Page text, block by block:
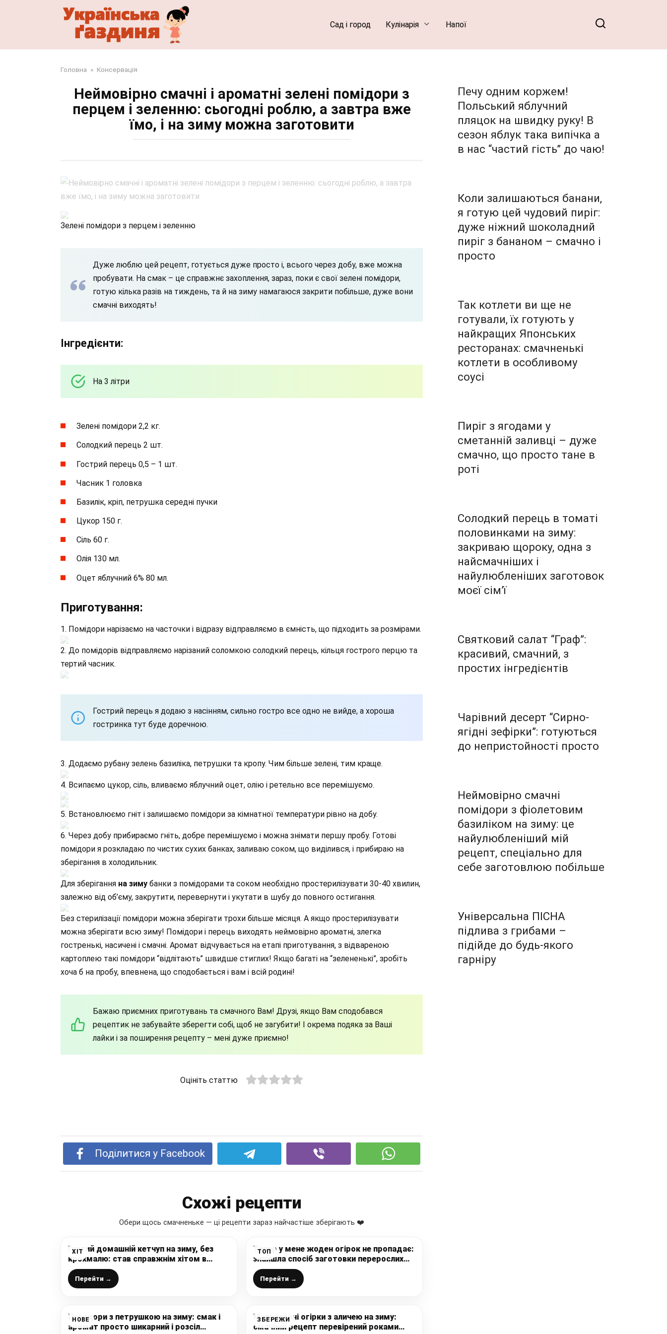
Сад і город Кулінарія Напої
Головна » Консервація
Неймовірно смачні і ароматні зелені помідори з
перцем і зеленню: сьогодні роблю, а завтра вже
їмо, і на зиму можна заготовити
Зелені помідори з перцем і зеленню
Дуже люблю цей рецепт, готується дуже просто і, всього через добу, вже можна
пробувати. На смак – це справжнє захоплення, зараз, поки є свої зелені помідори,
готую кілька разів на тиждень, та й на зиму намагаюся закрити побільше, дуже вони
смачні виходять!
Інгредієнти:
На 3 літри
Зелені помідори 2,2 кг.
Солодкий перець 2 шт.
Гострий перець 0,5 – 1 шт.
Часник 1 головка
Базилік, кріп, петрушка середні пучки
Цукор 150 г.
Сіль 60 г.
Олія 130 мл.
Оцет яблучний 6% 80 мл.
Приготування:
1. Помідори нарізаємо на часточки і відразу відправляємо в ємність, що підходить за розмірами.
2. До помідорів відправляємо нарізаний соломкою солодкий перець, кільця гострого перцю та
тертий часник.
Гострий перець я додаю з насінням, сильно гостро все одно не вийде, а хороша
гостринка тут буде доречною.
3. Додаємо рубану зелень базиліка, петрушки та кропу. Чим більше зелені, тим краще.
4. Всипаємо цукор, сіль, вливаємо яблучний оцет, олію і ретельно все перемішуємо.
5. Встановлюємо гніт і залишаємо помідори за кімнатної температури рівно на добу.
6. Через добу прибираємо гніть, добре перемішуємо і можна знімати першу пробу. Готові
помідори я розкладаю по чистих сухих банках, заливаю соком, що виділився, і прибираю на
зберігання в холодильник.
Для зберігання на зиму банки з помідорами та соком необхідно простерилізувати 30-40 хвилин,
залежно від об’єму, закрутити, перевернути і укутати в шубу до повного остигання.
Без стерилізації помідори можна зберігати трохи більше місяця. А якщо простерилізувати
можна зберігати всю зиму! Помідори і перець виходять неймовірно ароматні, злегка
гостренькі, насичені і смачні. Аромат відчувається на етапі приготування, з відвареною
картоплею такі помідори “відлітають” швидше стиглих! Якщо багаті на “зелененькі”, зробіть
хоча б на пробу, впевнена, що сподобається і вам і всій родині!
Бажаю приємних приготувань та смачного Вам! Друзі, якщо Вам сподобався
рецептик не забувайте зберегти собі, щоб не загубити! І окрема подяка за Ваші
лайки і за поширення рецепту – мені дуже приємно!
Оцініть статтю
Поділитися у Facebook
Схожі рецепти
Обери щось смачненьке — ці рецепти зараз найчастіше зберігають ❤️
ХІТ
Густий домашній кетчуп на зиму, без
крохмалю: став справжнім хітом в
минулому році і всім сподобався, тому
ділюсь рецептом з вами
Перейти →
ТОП
Тепер у мене жоден огірок не пропадає:
знайшла спосіб заготовки перерослих
огірків на зиму (ділюся рецептом)
Перейти →
НОВЕ
Помідори з петрушкою на зиму: смак і
аромат просто шикарний і розсіл
ЗБЕРЕЖИ
Мариновані огірки з аличею на зиму:
смачний рецепт перевірений роками
Печу одним коржем!
Польський яблучний
пляцок на швидку руку! В
сезон яблук така випічка а
в нас “частий гість” до чаю!
Коли залишаються банани,
я готую цей чудовий пиріг:
дуже ніжний шоколадний
пиріг з бананом – смачно і
просто
Так котлети ви ще не
готували, їх готують у
найкращих Японських
ресторанах: смачненькі
котлети в особливому
соусі
Пиріг з ягодами у
сметанній заливці – дуже
смачно, що просто тане в
роті
Солодкий перець в томаті
половинками на зиму:
закриваю щороку, одна з
найсмачніших і
найулюбленіших заготовок
моєї сім’ї
Святковий салат “Граф”:
красивий, смачний, з
простих інгредієнтів
Чарівний десерт “Сирно-
ягідні зефірки”: готуються
до непристойності просто
Неймовірно смачні
помідори з фіолетовим
базиліком на зиму: це
найулюбленіший мій
рецепт, спеціально для
себе заготовлюю побільше
Універсальна ПІСНА
підлива з грибами –
підійде до будь-якого
гарніру